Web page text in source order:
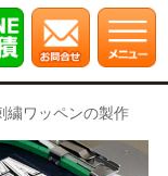
繍ワッペンの製作